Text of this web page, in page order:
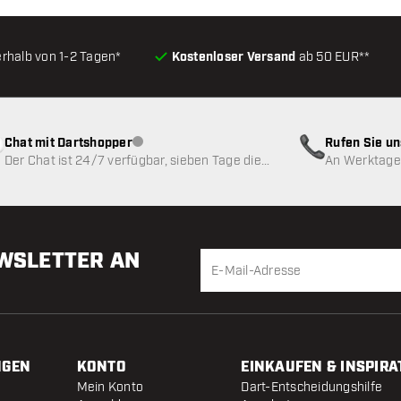
von 1-2 Tagen* Kostenloser Versand ab 50 EUR**
Chat mit DartshopperKundenservice nicht verfügbar
Der Chat ist 24/7 verfügbar, sieben Tage die
Rufen Sie
An
AN
KONTO
Mein Konto
EINKAUFEN &
Dart-Entscheidungshilfe